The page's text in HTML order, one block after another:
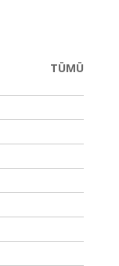
TÜMÜ